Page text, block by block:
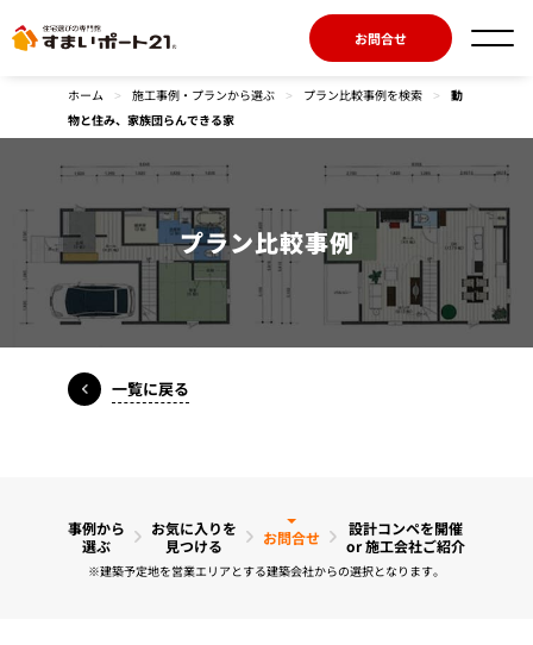
お問合せ
ホーム > 施工事例・プランから選ぶ > プラン比較事例を検索 >
動
物と住み、家族団らんできる家
プラン比較事例
一覧に戻る
事例から
選ぶ
お気に入りを
見つける
お問合せ
設計コンペを開催
or 施工会社ご紹介
※建築予定地を営業エリアとする建築会社からの選択となります。